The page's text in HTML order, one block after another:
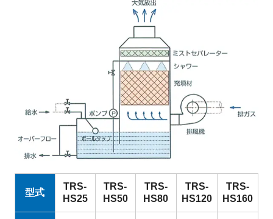
型式
TRS-
HS25
TRS-
HS50
TRS-
HS80
TRS-
HS120
TRS-
HS160